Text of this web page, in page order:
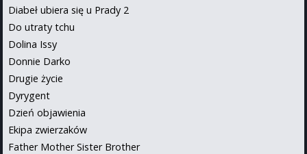
Diabeł ubiera się u Prady 2
Do utraty tchu
Dolina Issy
Donnie Darko
Drugie życie
Dyrygent
Dzień objawienia
Ekipa zwierzaków
Father Mother Sister Brother